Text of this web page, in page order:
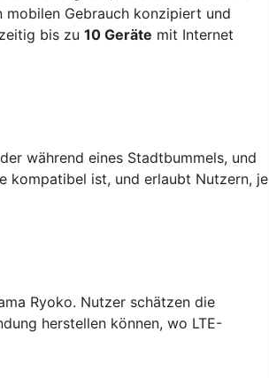
Gebrauch konzipiert und
bis zu 10 Geräte mit Internet
während eines Stadtbummels, und
kompatibel ist, und erlaubt Nutzern, je
Ryoko. Nutzer schätzen die
herstellen können, wo LTE-